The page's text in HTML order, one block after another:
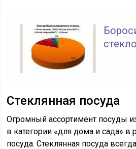
Стеклянная посуда
Огромный ассортимент посуды
в категории «для дома и сада» в
посуда. Стеклянная посуда